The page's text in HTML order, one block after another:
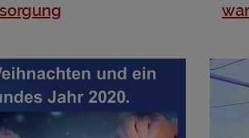
von OpenWeatherAPI gesetzt werden
Infos schließen